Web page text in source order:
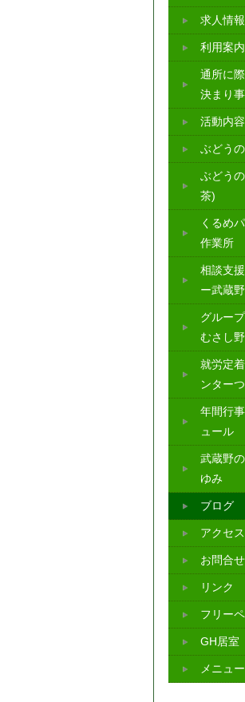
求人情報
利用案内
通所に
決まり事
活動内容
ぶどう
ぶどう
茶)
くるめ
作業所
相談支
ー武蔵
グルー
むさし野
就労定
ンター
年間行
ュール
武蔵野
ゆみ
ブログ
アクセス
お問合せ
リンク
フリー
GH居室
メニュー